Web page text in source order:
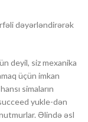
dəyərləndirərək
deyil, siz mexanika
üçün imkan
simaların
yukle-dən
Əlində əsl